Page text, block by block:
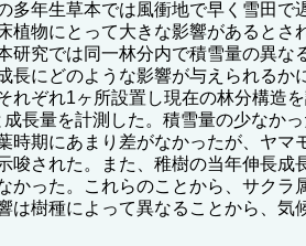
多年生草本では風衝地で早く雪田で
物にとって大きな影響があるとさ
研究では同一林分内で積雪量の異な
長にどのような影響が与えられるか
れぞれ1ヶ所設置し現在の林分構造
長量を計測した。積雪量の少なか
時期にあまり差がなかったが、ヤマ
唆された。また、稚樹の当年伸長成
かった。これらのことから、サクラ
は樹種によって異なることから、気